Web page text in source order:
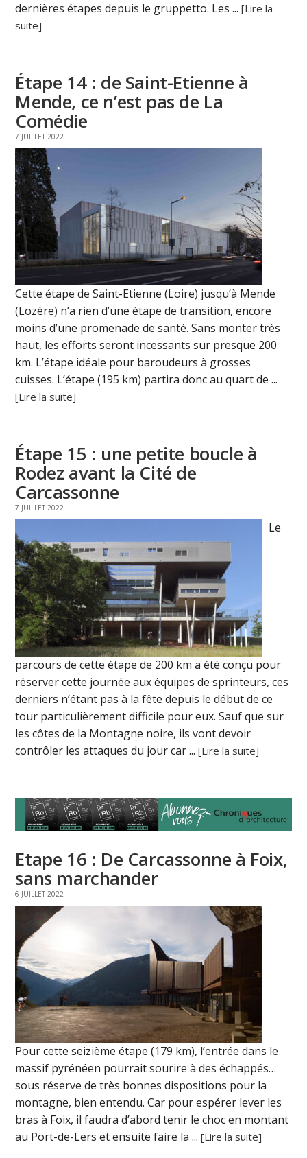
dernières étapes depuis le gruppetto. Les ...[Lire la
suite]
Étape 14 : de Saint-Etienne à
Mende, ce n’est pas de La
Comédie
7 JUILLET 2022
Cette étape de Saint-Etienne (Loire) jusqu’à Mende
(Lozère) n’a rien d’une étape de transition, encore
moins d’une promenade de santé. Sans monter très
haut, les efforts seront incessants sur presque 200
km. L’étape idéale pour baroudeurs à grosses
cuisses. L’étape (195 km) partira donc au quart de ...
[Lire la suite]
Étape 15 : une petite boucle à
Rodez avant la Cité de
Carcassonne
7 JUILLET 2022
Le
parcours de cette étape de 200 km a été conçu pour
réserver cette journée aux équipes de sprinteurs, ces
derniers n’étant pas à la fête depuis le début de ce
tour particulièrement difficile pour eux. Sauf que sur
les côtes de la Montagne noire, ils vont devoir
contrôler les attaques du jour car ...[Lire la suite]
Etape 16 : De Carcassonne à Foix,
sans marchander
6 JUILLET 2022
Pour cette seizième étape (179 km), l’entrée dans le
massif pyrénéen pourrait sourire à des échappés…
sous réserve de très bonnes dispositions pour la
montagne, bien entendu. Car pour espérer lever les
bras à Foix, il faudra d’abord tenir le choc en montant
au Port-de-Lers et ensuite faire la ...[Lire la suite]